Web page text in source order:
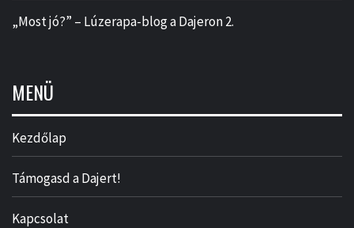
„Most jó?” – Lúzerapa-blog a Dajeron 2.
MENÜ
Kezdőlap
Támogasd a Dajert!
Kapcsolat